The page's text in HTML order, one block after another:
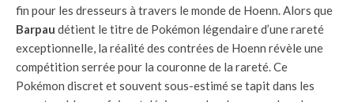
fin pour les dresseurs à travers le monde de Hoenn. Alors que
Barpau détient le titre de Pokémon légendaire d’une rareté
exceptionnelle, la réalité des contrées de Hoenn révèle une
compétition serrée pour la couronne de la rareté. Ce
Pokémon discret et souvent sous-estimé se tapit dans les